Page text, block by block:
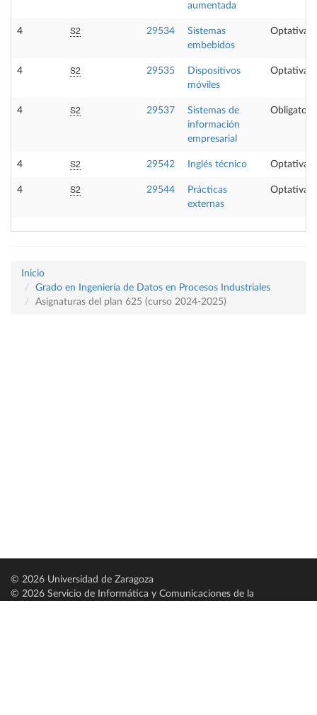
aumentada
4 S2 29534
Sistemas
embebidos
Optativa
4 S2 29535
Dispositivos
móviles
Optativa
4 S2 29537
Sistemas de
información
empresarial
Obligatoria
4 S2 29542 Inglés técnico Optativa
4 S2 29544
Prácticas
externas
Optativa
Inicio
Grado en Ingeniería de Datos en Procesos Industriales
Asignaturas del plan 625 (curso 2024-2025)
© 2026 Universidad de Zaragoza
© 2026 Servicio de Informática y Comunicaciones de la